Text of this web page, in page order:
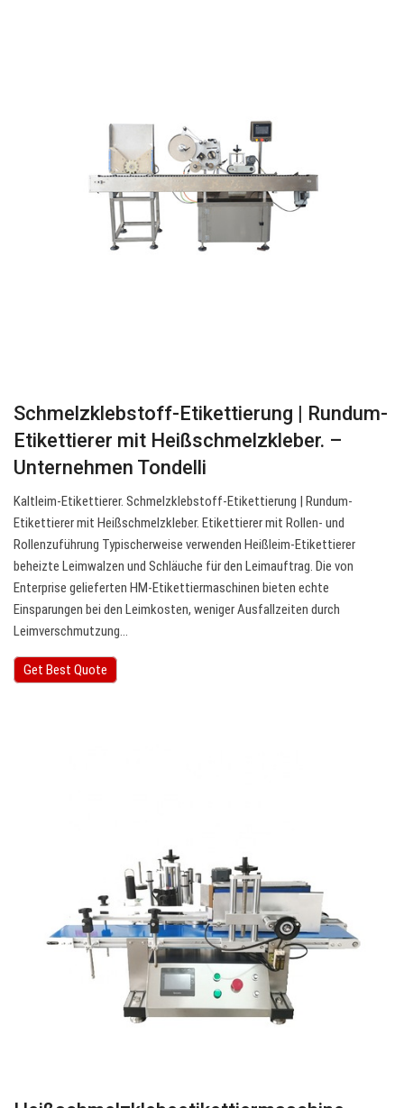
Schmelzklebstoff-Etikettierung | Rundum-
Etikettierer mit Heißschmelzkleber. –
Unternehmen Tondelli
Kaltleim-Etikettierer. Schmelzklebstoff-Etikettierung | Rundum-
Etikettierer mit Heißschmelzkleber. Etikettierer mit Rollen- und
Rollenzuführung Typischerweise verwenden Heißleim-Etikettierer
beheizte Leimwalzen und Schläuche für den Leimauftrag. Die von
Enterprise gelieferten HM-Etikettiermaschinen bieten echte
Einsparungen bei den Leimkosten, weniger Ausfallzeiten durch
Leimverschmutzung…
Get Best Quote